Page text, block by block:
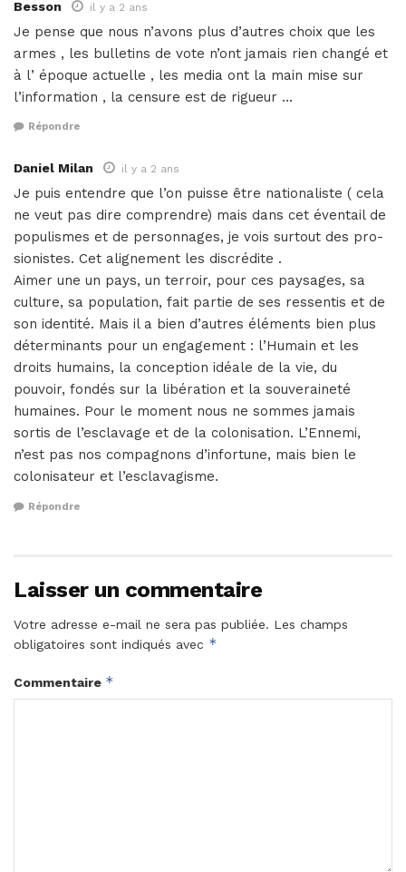
Besson il y a 2 ans
Je pense que nous n’avons plus d’autres choix que les
armes , les bulletins de vote n’ont jamais rien changé et
à l’ époque actuelle , les media ont la main mise sur
l’information , la censure est de rigueur …
Répondre
Daniel Milan il y a 2 ans
Je puis entendre que l’on puisse être nationaliste ( cela
ne veut pas dire comprendre) mais dans cet éventail de
populismes et de personnages, je vois surtout des pro-
sionistes. Cet alignement les discrédite .
Aimer une un pays, un terroir, pour ces paysages, sa
culture, sa population, fait partie de ses ressentis et de
son identité. Mais il a bien d’autres éléments bien plus
déterminants pour un engagement : l’Humain et les
droits humains, la conception idéale de la vie, du
pouvoir, fondés sur la libération et la souveraineté
humaines. Pour le moment nous ne sommes jamais
sortis de l’esclavage et de la colonisation. L’Ennemi,
n’est pas nos compagnons d’infortune, mais bien le
colonisateur et l’esclavagisme.
Répondre
Laisser un commentaire
Votre adresse e-mail ne sera pas publiée. Les champs
obligatoires sont indiqués avec *
Commentaire *